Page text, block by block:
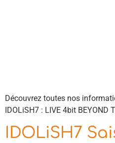
Découvrez toutes nos
IDOLiSH7 : LIVE 4bit BEYOND
IDOLiSH7